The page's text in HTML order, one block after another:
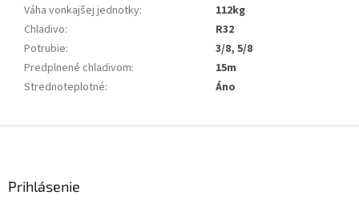
Váha vonkajšej jednotky:
112kg
Chladivo:
R32
Potrubie:
3/8, 5/8
Predplnené chladivom:
15m
Strednoteplotné: Áno
Prihlásenie